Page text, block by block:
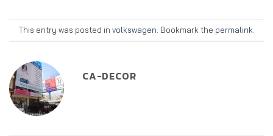
This entry was posted in volkswagen. Bookmark the permalink.
CA-DECOR